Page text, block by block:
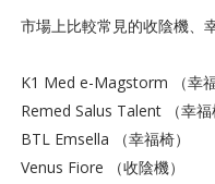
市場上比較常見的收陰機、
K1 Med e-Magstorm （幸福
Remed Salus Talent （幸福
BTL Emsella （幸福椅）
Venus Fiore （收陰機）